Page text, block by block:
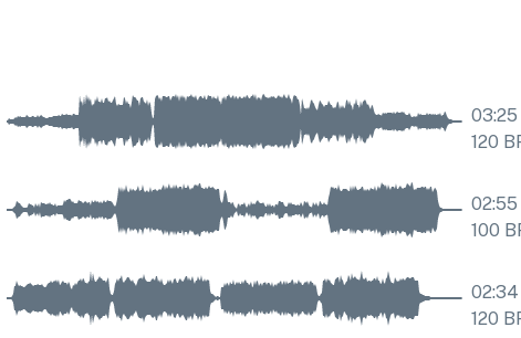
03:25
120
02:55
100
02:34
120